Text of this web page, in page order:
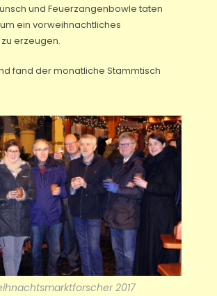
und Feuerzangenbowle taten
ein vorweihnachtliches
erzeugen.
fand der monatliche Stammtisch
2017